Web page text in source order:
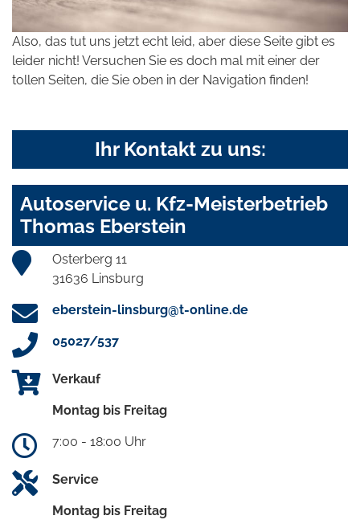
Also, das tut uns jetzt echt leid, aber diese Seite gibt es
leider nicht! Versuchen Sie es doch mal mit einer der
tollen Seiten, die Sie oben in der Navigation finden!
Ihr Kontakt zu uns:
Autoservice u. Kfz-Meisterbetrieb
Thomas Eberstein
Osterberg 11
31636 Linsburg
eberstein-linsburg@t-online.de
05027/537
Verkauf
Montag bis Freitag
7:00 - 18:00 Uhr
Service
Montag bis Freitag